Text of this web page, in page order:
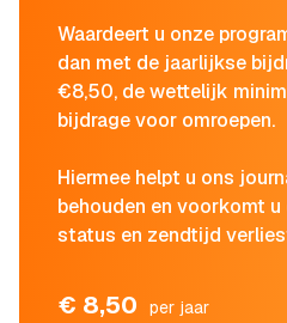
Waardeert u onze
dan met de jaarlijkse
€8,50, de wettelijk
bijdrage voor omroepen.
Hiermee helpt u ons
behouden en voorkomt
status en zendtijd
€ 8,50 per jaar